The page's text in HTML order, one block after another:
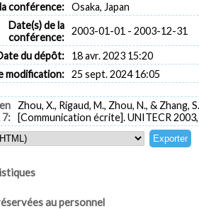
conférence: Osaka, Japan
Date(s) de la
conférence:
2003-01-01 - 2003-12-31
du dépôt:
18 avr. 2023 15:20
modification: 25 sept. 2024 16:05
7:
Zhou, X., Rigaud, M., Zhou, N., & Zhang,
[Communication écrite]. UNITECR 2003,
au personnel